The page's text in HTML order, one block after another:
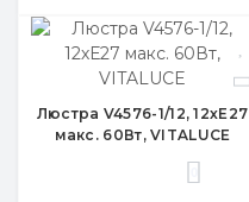
Люстра V4576-1/12, 12хЕ27
макс. 60Вт, VITALUCE